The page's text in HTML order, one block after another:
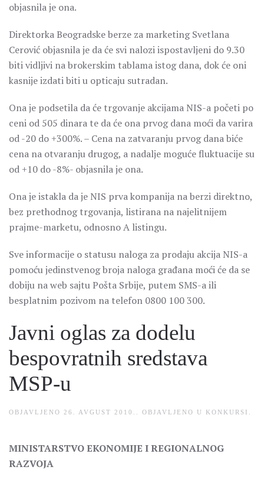
objasnila je ona.
Direktorka Beogradske berze za marketing Svetlana
Cerović objasnila je da će svi nalozi ispostavljeni do 9.30
biti vidljivi na brokerskim tablama istog dana, dok će oni
kasnije izdati biti u opticaju sutradan.
Ona je podsetila da će trgovanje akcijama NIS-a početi po
ceni od 505 dinara te da će ona prvog dana moći da varira
od -20 do +300%. – Cena na zatvaranju prvog dana biće
cena na otvaranju drugog, a nadalje moguće fluktuacije su
od +10 do -8%- objasnila je ona.
Ona je istakla da je NIS prva kompanija na berzi direktno,
bez prethodnog trgovanja, listirana na najelitnijem
prajme-marketu, odnosno A listingu.
Sve informacije o statusu naloga za prodaju akcija NIS-a
pomoću jedinstvenog broja naloga građana moći će da se
dobiju na web sajtu Pošta Srbije, putem SMS-a ili
besplatnim pozivom na telefon 0800 100 300.
Javni oglas za dodelu
bespovratnih sredstava
MSP-u
OBJAVLJENO 26. AVGUST 2010. . OBJAVLJENO U KONKURSI
MINISTARSTVO EKONOMIJE I REGIONALNOG
RAZVOJA